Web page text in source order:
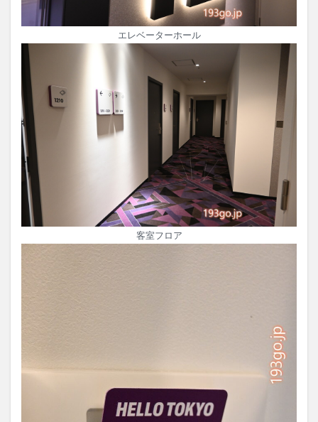
エレベーターホール
客室フロア